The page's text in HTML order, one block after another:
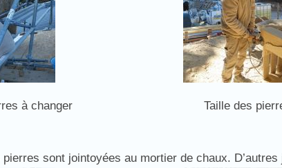
à changer Taille des
sont jointoyées au mortier de chaux.